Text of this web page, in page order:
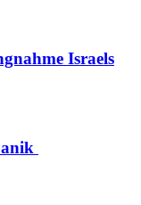
Israels